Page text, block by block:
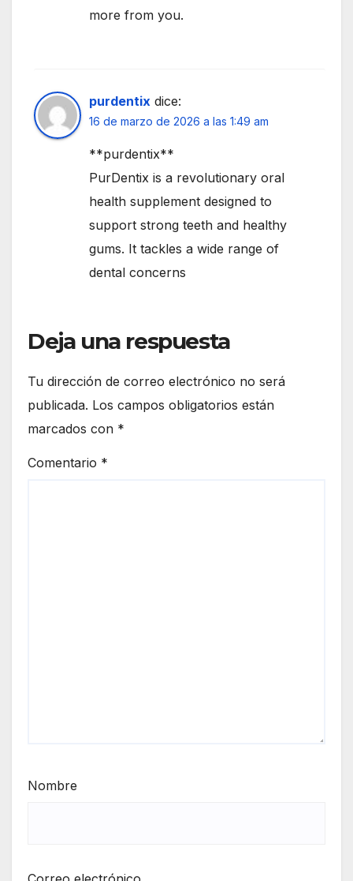
more from you.
purdentix dice:
16 de marzo de 2026 a las 1:49 am
**purdentix**
PurDentix is a revolutionary oral
health supplement designed to
support strong teeth and healthy
gums. It tackles a wide range of
dental concerns
Deja una respuesta
Tu dirección de correo electrónico no será
publicada. Los campos obligatorios están
marcados con *
Comentario *
Nombre